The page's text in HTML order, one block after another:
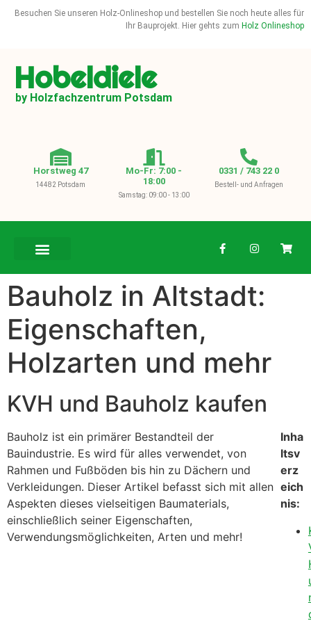
Besuchen Sie unseren Holz-Onlineshop und bestellen Sie noch heute alles für
Ihr Bauprojekt. Hier gehts zum Holz Onlineshop
Hobeldiele
by Holzfachzentrum Potsdam
Horstweg 47
14482 Potsdam
Mo-Fr: 7:00 -
18:00
Samstag: 09:00 - 13:00
0331 / 743 22 0
Bestell- und Anfragen
Bauholz in Altstadt:
Eigenschaften,
Holzarten und mehr
KVH und Bauholz kaufen
Bauholz ist ein primärer Bestandteil der
Bauindustrie. Es wird für alles verwendet, von
Rahmen und Fußböden bis hin zu Dächern und
Verkleidungen. Dieser Artikel befasst sich mit allen
Aspekten dieses vielseitigen Baumaterials,
einschließlich seiner Eigenschaften,
Verwendungsmöglichkeiten, Arten und mehr!
Inha
ltsv
erz
eich
nis: